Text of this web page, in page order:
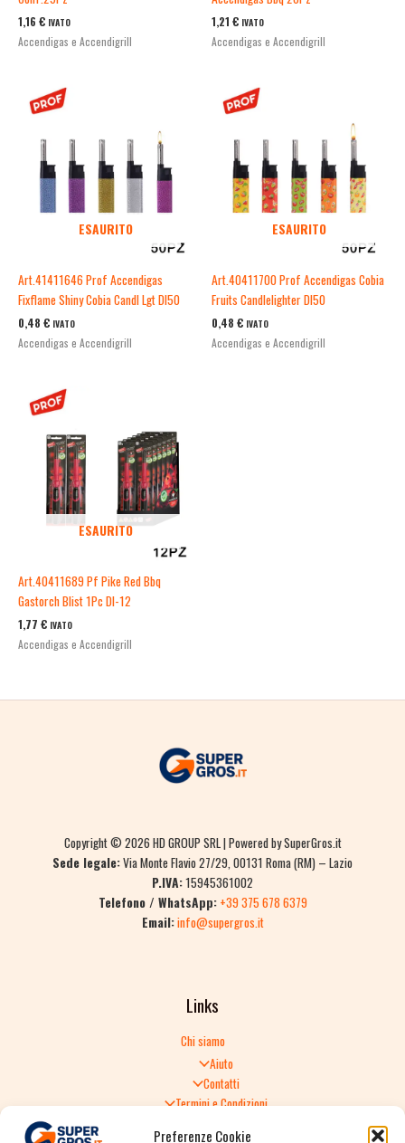
Preferenze Cookie
1,16 € IVATO
Accendigas e Accendigrill
1,21 € IVATO
Accendigas e Accendigrill
ESAURITO
Art.41411646 Prof Accendigas
Fixflame Shiny Cobia Candl Lgt Dl50
0,48 € IVATO
Accendigas e Accendigrill
ESAURITO
Art.40411700 Prof Accendigas Cobia
Fruits Candlelighter Dl50
0,48 € IVATO
Accendigas e Accendigrill
ESAURITO
Art.40411689 Pf Pike Red Bbq
Gastorch Blist 1Pc Dl-12
1,77 € IVATO
Accendigas e Accendigrill
Copyright © 2026 HD GROUP SRL | Powered by SuperGros.it
Sede legale:Via Monte Flavio 27/29, 00131 Roma (RM) – Lazio
P.IVA:15945361002
Telefono / WhatsApp: +39 375 678 6379
Email:info@supergros.it
Links
Chi siamo
Aiuto
Contatti
Termini e Condizioni